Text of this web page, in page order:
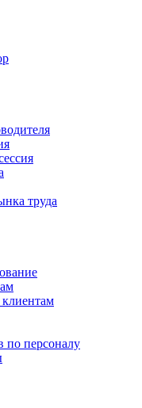
труда
по персоналу